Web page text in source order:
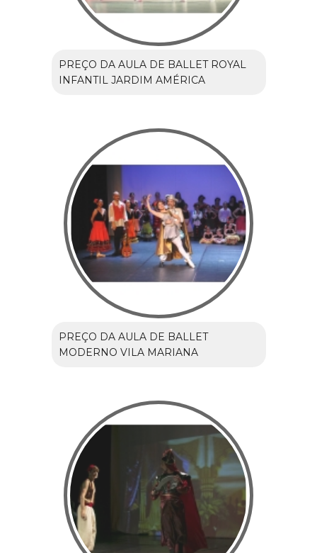
PREÇO DA AULA DE BALLET ROYAL
INFANTIL JARDIM AMÉRICA
PREÇO DA AULA DE BALLET
MODERNO VILA MARIANA